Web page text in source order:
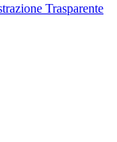
Trasparente